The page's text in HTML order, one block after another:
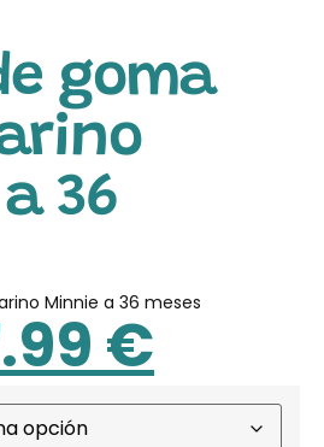
goma
36
Minnie a 36 meses
€